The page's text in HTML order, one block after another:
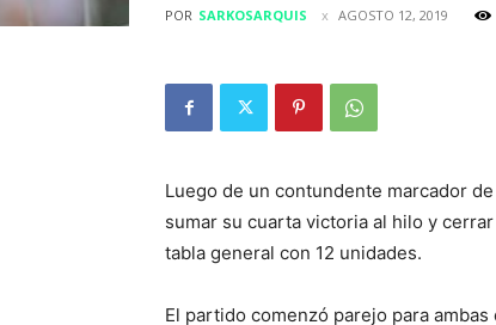
POR SARKOSARQUIS AGOSTO 12, 2019
Luego de un contundente marcador
sumar su cuarta victoria al hilo y
tabla general con 12 unidades.
El partido comenzó parejo para